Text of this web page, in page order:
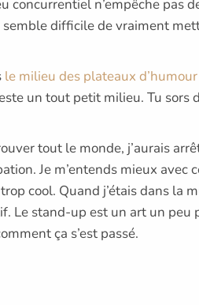
concurrentiel n’empêche pas
difficile de vraiment
le milieu des plateaux d’humour
un tout petit milieu. Tu sors
tout le monde, j’aurais
Je m’entends mieux avec
trop cool. Quand j’étais dans la
Le stand-up est un art un
ça s’est passé.